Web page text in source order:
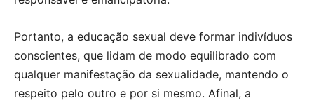
Portanto, a educação sexual deve formar indivíduos
conscientes, que lidam de modo equilibrado com
qualquer manifestação da sexualidade, mantendo o
respeito pelo outro e por si mesmo. Afinal, a